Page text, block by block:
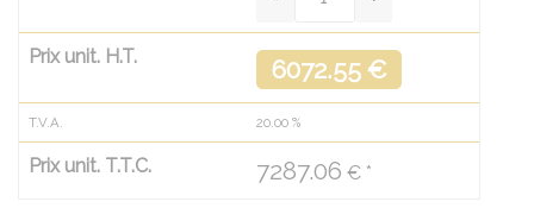
Prix unit. H.T. 6072.55 €
T.V.A. 20.00 %
Prix unit. T.T.C. 7287.06 € *